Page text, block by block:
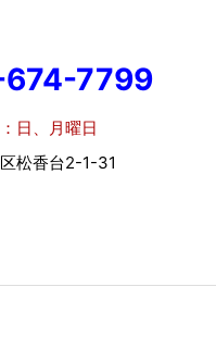
7799
月曜日
台2-1-31